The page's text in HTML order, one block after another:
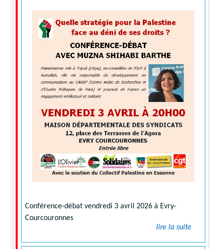
Conférence-débat vendredi 3 avril 2026 à Evry-
Courcouronnes
lire la suite